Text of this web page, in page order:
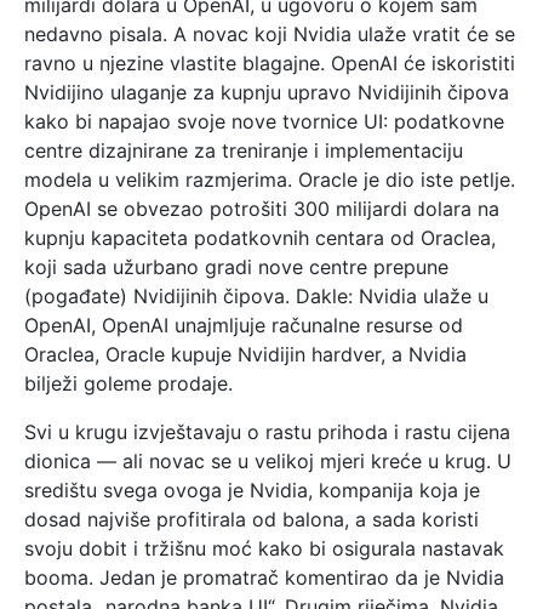
milijardi dolara u OpenAI, u ugovoru o kojem sam
nedavno pisala. A novac koji Nvidia ulaže vratit će se
ravno u njezine vlastite blagajne. OpenAI će iskoristiti
Nvidijino ulaganje za kupnju upravo Nvidijinih čipova
kako bi napajao svoje nove tvornice UI: podatkovne
centre dizajnirane za treniranje i implementaciju
modela u velikim razmjerima. Oracle je dio iste petlje.
OpenAI se obvezao potrošiti 300 milijardi dolara na
kupnju kapaciteta podatkovnih centara od Oraclea,
koji sada užurbano gradi nove centre prepune
(pogađate) Nvidijinih čipova. Dakle: Nvidia ulaže u
OpenAI, OpenAI unajmljuje računalne resurse od
Oraclea, Oracle kupuje Nvidijin hardver, a Nvidia
bilježi goleme prodaje.
Svi u krugu izvještavaju o rastu prihoda i rastu cijena
dionica — ali novac se u velikoj mjeri kreće u krug. U
središtu svega ovoga je Nvidia, kompanija koja je
dosad najviše profitirala od balona, a sada koristi
svoju dobit i tržišnu moć kako bi osigurala nastavak
booma. Jedan je promatrač komentirao da je Nvidia